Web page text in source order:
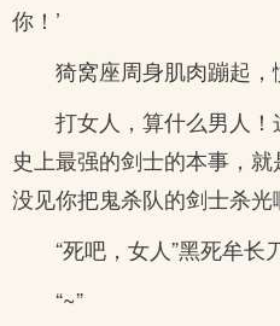
你！’
猗窝座周身肌肉蹦起，
打女人，算什么男人
史上最强的剑士的本事，
没见你把鬼杀队的剑士杀光
“死吧，女人”黑死牟长
“~”